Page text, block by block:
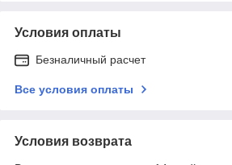
Условия оплаты
Безналичный расчет
Все условия оплаты
Условия возврата